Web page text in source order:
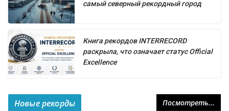
самый северный рекордный город
Книга рекордов INTERRECORD
раскрыла, что означает статус Official
Excellence
Новые рекорды Посмотреть...